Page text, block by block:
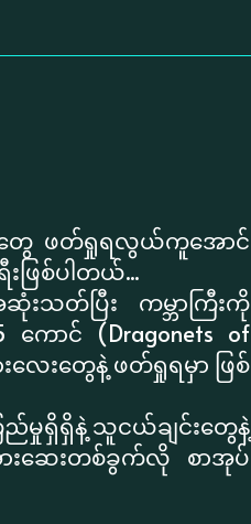
ယ်တွေ ဖတ်ရှုရလွယ်ကူအောင်
ဖြစ်ပါတယ်...
ဆုံးသတ်ပြီး ကမ္ဘာကြီးကို
ာင် (Dragonets of
လေးတွေနဲ့ ဖတ်ရှုရမှာ ဖြစ်
မှုရှိရှိနဲ့ သူငယ်ချင်းတွေနဲ့
ဆေးတစ်ခွက်လို စာအုပ်